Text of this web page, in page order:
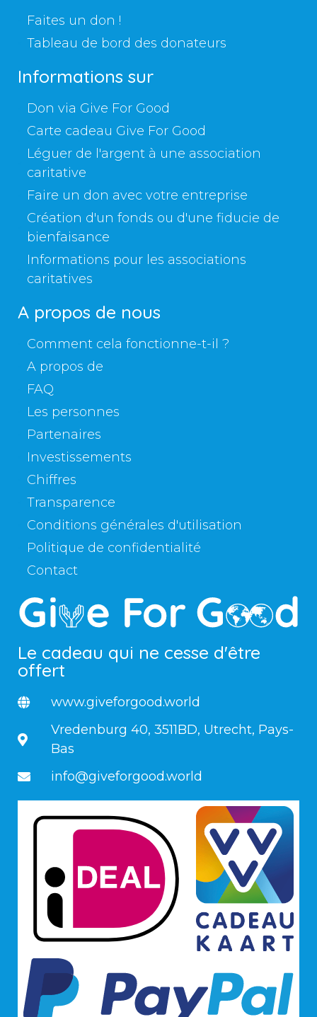
Faites un don !
Tableau de bord des donateurs
Informations sur
Don via Give For Good
Carte cadeau Give For Good
Léguer de l'argent à une association
caritative
Faire un don avec votre entreprise
Création d'un fonds ou d'une fiducie de
bienfaisance
Informations pour les associations
caritatives
A propos de nous
Comment cela fonctionne-t-il ?
A propos de
FAQ
Les personnes
Partenaires
Investissements
Chiffres
Transparence
Conditions générales d'utilisation
Politique de confidentialité
Contact
Le cadeau qui ne cesse d'être
offert
www.giveforgood.world
Vredenburg 40, 3511BD, Utrecht, Pays-
Bas
info@giveforgood.world